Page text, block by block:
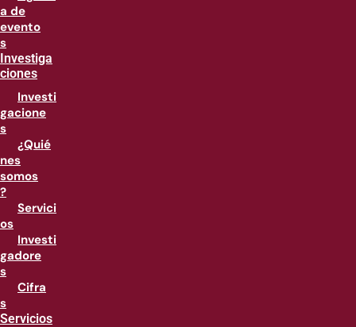
a de
evento
s
Investiga
ciones
Investi
gacione
s
¿Quié
nes
somos
?
Servici
os
Investi
gadore
s
Cifra
s
Servicios